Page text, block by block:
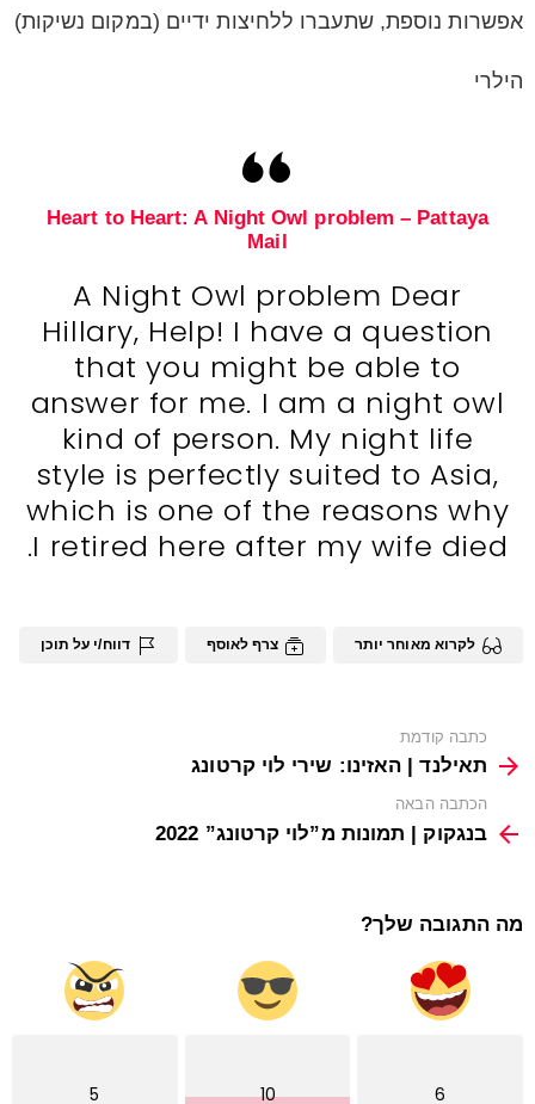
אפשרות נוספת, שתעברו ללחיצות ידיים (במקום נשיקות)
הילרי
Heart to Heart: A Night Owl problem – Pattaya
Mail
A Night Owl problem Dear
Hillary, Help! I have a question
that you might be able to
answer for me. I am a night owl
kind of person. My night life
style is perfectly suited to Asia,
which is one of the reasons why
I retired here after my wife died.
לקרוא מאוחר יותר צרף לאוסף דווח/י על תוכן
more
כתבה קודמת
תאילנד | האזינו: שירי לוי קרטונג
הכתבה הבאה
בנגקוק | תמונות מ”לוי קרטונג” 2022
מה התגובה שלך?
6
10
5